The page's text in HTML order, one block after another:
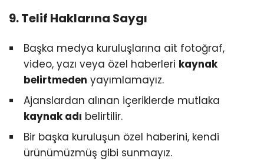
9. Telif Haklarına Saygı
Başka medya kuruluşlarına ait fotoğraf,
video, yazı veya özel haberleri kaynak
belirtmeden yayımlamayız.
Ajanslardan alınan içeriklerde mutlaka
kaynak adı belirtilir.
Bir başka kuruluşun özel haberini, kendi
ürünümüzmüş gibi sunmayız.